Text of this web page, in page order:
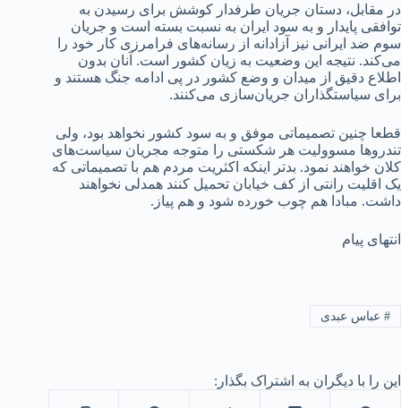
در مقابل، دستان جریان طرفدار کوشش برای رسیدن به
توافقی پایدار و به سود ایران به نسبت بسته است و جریان
سوم ضد ایرانی نیز آزادانه از رسانه‌های فرامرزی کار خود را
می‌کند. نتیجه این وضعیت به زیان کشور است. آنان بدون
اطلاع دقیق از میدان و وضع کشور در پی ادامه جنگ هستند و
برای سیاستگذاران جریان‌سازی می‌کنند.
قطعا چنین تصمیماتی موفق و به سود کشور نخواهد بود، ولی
تندروها مسوولیت هر شکستی را متوجه مجریان سیاست‌های
کلان خواهند نمود. بدتر اینکه اکثریت مردم هم با تصمیماتی که
یک اقلیت رانتی از کف خیابان تحمیل کنند همدلی نخواهند
داشت. مبادا هم چوب خورده شود و هم پیاز.
انتهای پیام
#عباس عبدی
این را با دیگران به اشتراک بگذار: